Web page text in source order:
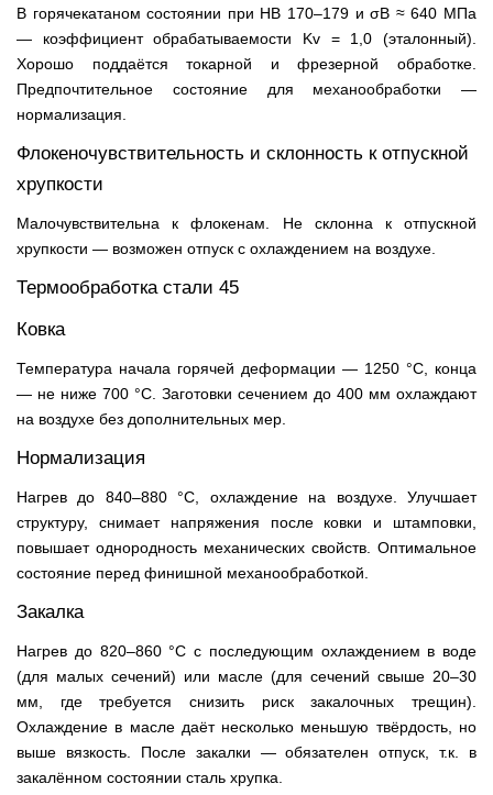
В горячекатаном состоянии при HB 170–179 и σB ≈ 640 МПа
— коэффициент обрабатываемости Kv = 1,0 (эталонный).
Хорошо поддаётся токарной и фрезерной обработке.
Предпочтительное состояние для механообработки —
нормализация.
Флокеночувствительность и склонность к отпускной
хрупкости
Малочувствительна к флокенам. Не склонна к отпускной
хрупкости — возможен отпуск с охлаждением на воздухе.
Термообработка стали 45
Ковка
Температура начала горячей деформации — 1250 °C, конца
— не ниже 700 °C. Заготовки сечением до 400 мм охлаждают
на воздухе без дополнительных мер.
Нормализация
Нагрев до 840–880 °C, охлаждение на воздухе. Улучшает
структуру, снимает напряжения после ковки и штамповки,
повышает однородность механических свойств. Оптимальное
состояние перед финишной механообработкой.
Закалка
Нагрев до 820–860 °C с последующим охлаждением в воде
(для малых сечений) или масле (для сечений свыше 20–30
мм, где требуется снизить риск закалочных трещин).
Охлаждение в масле даёт несколько меньшую твёрдость, но
выше вязкость. После закалки — обязателен отпуск, т.к. в
закалённом состоянии сталь хрупка.